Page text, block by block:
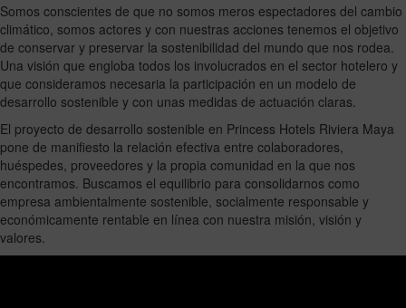
Somos conscientes de que no somos meros espectadores del cambio
climático, somos actores y con nuestras acciones tenemos el objetivo
de conservar y preservar la sostenibilidad del mundo que nos rodea.
Una visión que engloba todos los involucrados en el sector hotelero y
que consideramos necesaria la participación en un modelo de
desarrollo sostenible y con unas medidas de actuación claras.
El proyecto de desarrollo sostenible en Princess Hotels Riviera Maya
pone de manifiesto la relación efectiva entre colaboradores,
huéspedes, proveedores y la propia comunidad en la que nos
encontramos. Buscamos el equilibrio para consolidarnos como
empresa ambientalmente sostenible, socialmente responsable y
económicamente rentable en línea con nuestra misión, visión y
valores.